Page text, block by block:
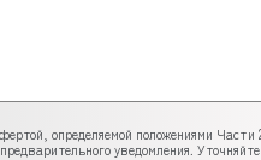
определяемой положениями
уведомления.